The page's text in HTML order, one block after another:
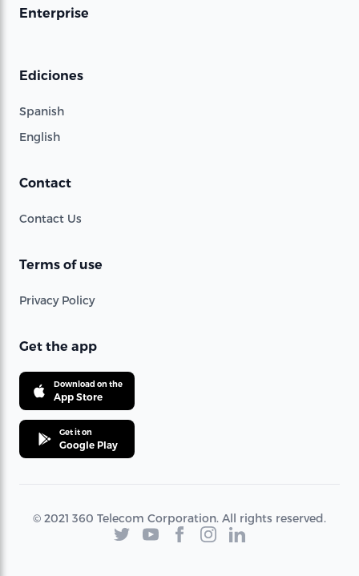
Enterprise
Ediciones
Spanish
English
Contact
Contact Us
Terms of use
Privacy Policy
Get the app
Download on the
App Store
Get it on
Google Play
© 2021 360 Telecom Corporation. All rights reserved.